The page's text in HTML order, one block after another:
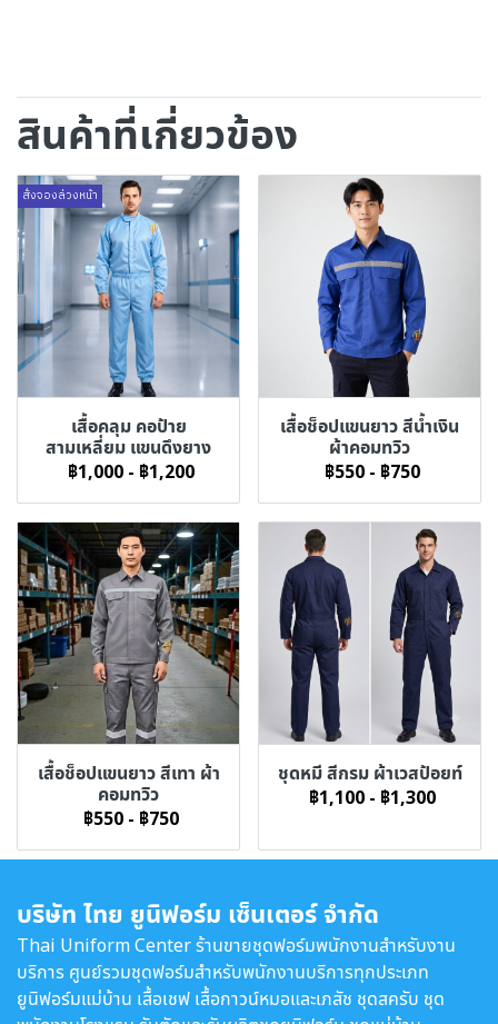
สินค้าที่เกี่ยวข้อง
สั่งจองล่วงหน้า
เสื้อคลุม คอป้าย
สามเหลี่ยม แขนดึงยาง
฿1,000 - ฿1,200
เสื้อช็อปแขนยาว สีน้ำเงิน
ผ้าคอมทวิว
฿550 - ฿750
เสื้อช็อปแขนยาว สีเทา ผ้า
คอมทวิว
฿550 - ฿750
ชุดหมี สีกรม ผ้าเวสป้อยท์
฿1,100 - ฿1,300
บริษัท ไทย ยูนิฟอร์ม เซ็นเตอร์ จำกัด
Thai Uniform Center ร้านขายชุดฟอร์มพนักงานสำหรับงาน
บริการ ศูนย์รวมชุดฟอร์มสำหรับพนักงานบริการทุกประเภท
ยูนิฟอร์มแม่บ้าน เสื้อเชฟ เสื้อกาวน์หมอและเภสัช ชุดสครับ ชุด